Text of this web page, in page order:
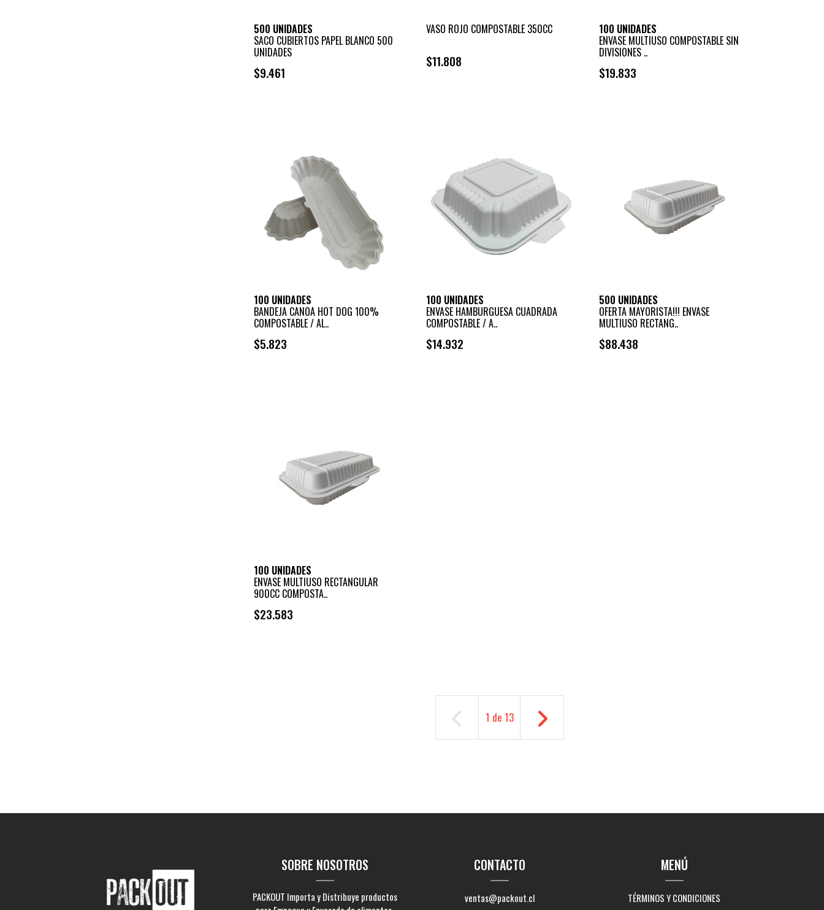
500 UNIDADES
SACO CUBIERTOS PAPEL BLANCO 500
UNIDADES
$9.461
VASO ROJO COMPOSTABLE 350CC
$11.808
100 UNIDADES
ENVASE MULTIUSO COMPOSTABLE SIN
DIVISIONES ..
$19.833
100 UNIDADES
BANDEJA CANOA HOT DOG 100%
COMPOSTABLE / AL..
$5.823
100 UNIDADES
ENVASE HAMBURGUESA CUADRADA
COMPOSTABLE / A..
$14.932
500 UNIDADES
OFERTA MAYORISTA!!! ENVASE
MULTIUSO RECTANG..
$88.438
100 UNIDADES
ENVASE MULTIUSO RECTANGULAR
900CC COMPOSTA..
$23.583
1 de 13
SOBRE NOSOTROS
PACKOUT Importa y Distribuye productos
CONTACTO
ventas@packout.cl
MENÚ
TÉRMINOS Y CONDICIONES